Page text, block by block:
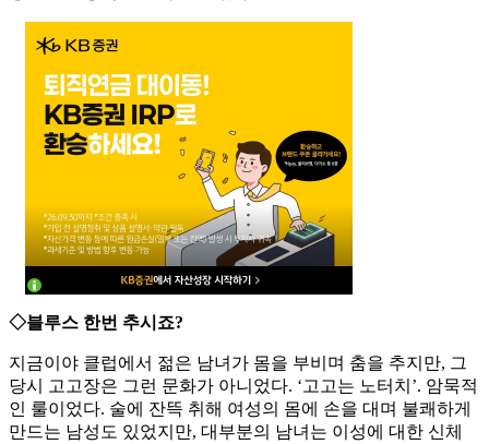
◇블루스 한번 추시죠?
지금이야 클럽에서 젊은 남녀가 몸을 부비며 춤을 추지만, 그
당시 고고장은 그런 문화가 아니었다. ‘고고는 노터치’. 암묵적
인 룰이었다. 술에 잔뜩 취해 여성의 몸에 손을 대며 불쾌하게
만드는 남성도 있었지만, 대부분의 남녀는 이성에 대한 신체